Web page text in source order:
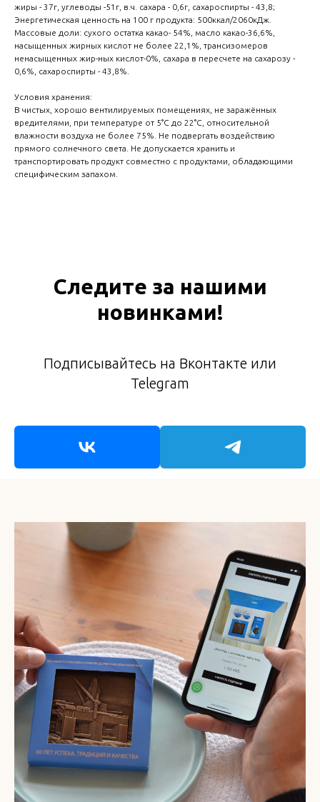
жиры - 37г, углеводы -51г, в.ч. сахара - 0,6г, сахароспирты - 43,8;
Энергетическая ценность на 100 г продукта: 500ккал/2060кДж.
Массовые доли: сухого остатка какао- 54%, масло какао-36,6%,
насыщенных жирных кислот не более 22,1%, трансизомеров
ненасыщенных жир-ных кислот-0%, сахара в пересчете на сахарозу -
0,6%, сахароспирты - 43,8%.
Условия хранения:
В чистых, хорошо вентилируемых помещениях, не заражённых
вредителями, при температуре от 5°С до 22°С, относительной
влажности воздуха не более 75%. Не подвергать воздействию
прямого солнечного света. Не допускается хранить и
транспортировать продукт совместно с продуктами, обладающими
специфическим запахом.
Следите за нашими
новинками!
Подписывайтесь на Вконтакте или
Telegram